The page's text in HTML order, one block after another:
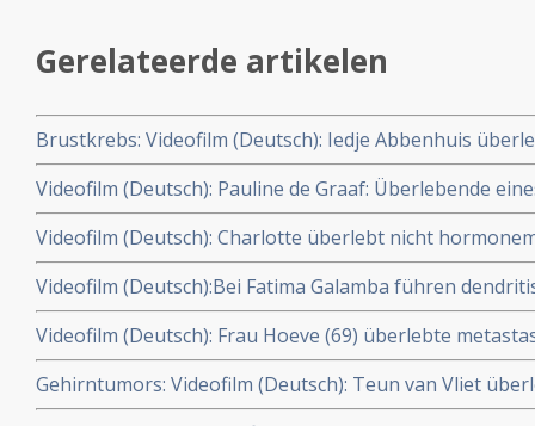
Gerelateerde artikelen
Brustkrebs: Videofilm (Deutsch): Iedje Abbenhuis
metastasierten Brustkrebs auf eine vor allem nicht-
dendritische Zelltherapie und Hyperthermie in des
Videofilm (Deutsch): Pauline de Graaf: Überlebende
metastasierten Rezidiv eines nicht hormonsensitiven
dendritische Zelltherapie und Hyperthermie in des
25-06-200
Videofilm (Deutsch): Charlotte überlebt nicht
IIIa) mit komplementärer Vorgehensweise: mit die
Hyperthermie und Akupunktur. Video d.d. 27-08-2009
Videofilm (Deutsch):Bei Fatima Galamba führen
Hyperthermie zur kompletten Remission eines
IV) mit Knochenmetastasen in des Medical Center
2009
Videofilm (Deutsch): Frau Hoeve (69) überlebte
hormonempfindlichen Brustkrebs (Grad IV) mit die
Hyperthermie in des Medical Center Cologne.
Gehirntumors: Videofilm (Deutsch): Teun van Vliet
Gehirntumors - Glioblastoma multiforme (Grad IV)mit